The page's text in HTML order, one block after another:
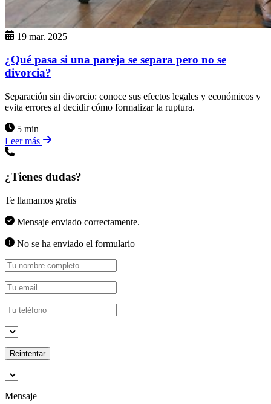
19 mar. 2025
¿Qué pasa si una pareja se separa pero no se
divorcia?
Separación sin divorcio: conoce sus efectos legales y económicos y
evita errores al decidir cómo formalizar la ruptura.
5 min
Leer más
¿Tienes dudas?
Te llamamos gratis
Mensaje enviado correctamente.
No se ha enviado el formulario
Reintentar
Mensaje